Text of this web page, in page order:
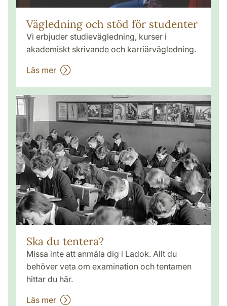
Vägledning och stöd för studenter
Vi erbjuder studie­vägledning, kurser i
akademiskt skrivande och karriär­vägledning.
Läs mer
Ska du tentera?
Missa inte att anmäla dig i Ladok. Allt du
behöver veta om examination och tentamen
hittar du här.
Läs mer